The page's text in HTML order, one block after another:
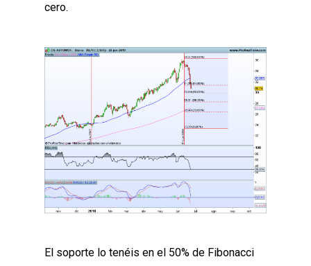
cero.
El soporte lo tenéis en el 50% de Fibonacci